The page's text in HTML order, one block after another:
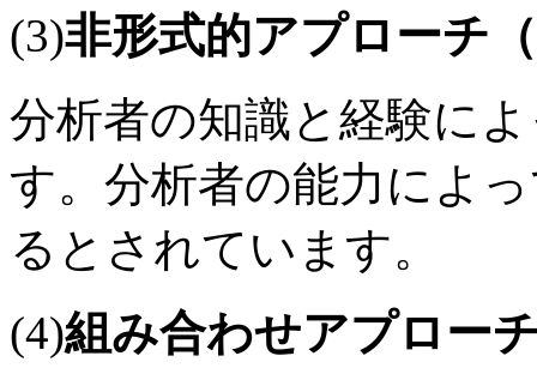
(3)非形式的アプローチ
分析者の知識と経験に
す。分析者の能力によ
るとされています。
(4)組み合わせアプロー